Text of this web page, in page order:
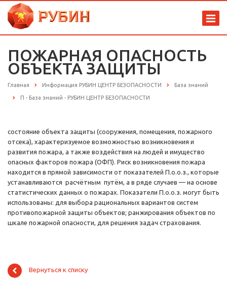
ПОЖАРНАЯ ОПАСНОСТЬ
ОБЪЕКТА ЗАЩИТЫ
Главная Информация РУБИН ЦЕНТР БЕЗОПАСНОСТИ База знаний
П - База знаний - РУБИН ЦЕНТР БЕЗОПАСНОСТИ
состояние объекта защиты (сооружения, помещения, пожарного
отсека), характеризуемое возможностью возникновения и
развития пожара, а также воздействия на людей и имущество
опасных факторов пожара (ОФП). Риск возникновения пожара
находится в прямой зависимости от показателей П.о.о.з., которые
устанавливаются расчётным путём, а в ряде случаев — на основе
статистических данных о пожарах. Показатели П.о.о.з. могут быть
использованы: для выбора рациональных вариантов систем
противопожарной защиты объектов; ранжирования объектов по
шкале пожарной опасности, для решения задач страхования.
Вернуться к списку